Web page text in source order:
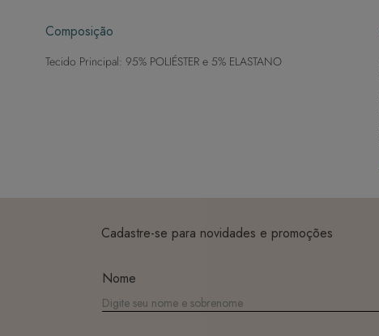
Composição
Tecido Principal: 95% POLIÉSTER e 5% ELASTANO
Cadastre-se para novidades e promoções
Nome